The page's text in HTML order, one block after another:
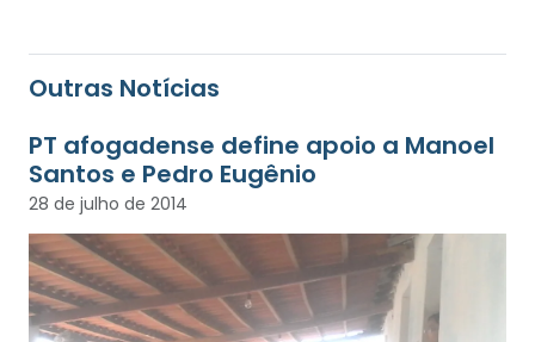
Outras Notícias
PT afogadense define apoio a Manoel
Santos e Pedro Eugênio
28 de julho de 2014